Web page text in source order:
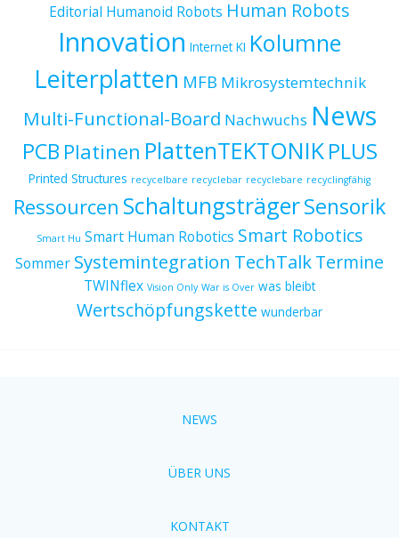
Editorial Humanoid Robots Human Robots
Innovation Internet KI Kolumne
Leiterplatten MFB Mikrosystemtechnik
Multi-Functional-Board Nachwuchs News
PCB Platinen PlattenTEKTONIK PLUS
Printed Structures recycelbare recyclebar recyclebare recyclingfähig
Ressourcen SchaltungsträgerSensorik
Smart Hu Smart Human Robotics Smart Robotics
Sommer Systemintegration TechTalkTermine
TWINflex Vision Only War is Over was bleibt
Wertschöpfungskette wunderbar
NEWS
ÜBER UNS
KONTAKT